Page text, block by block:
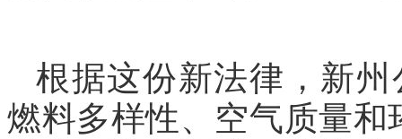
根据这份新法律，新
燃料多样性、空气质量